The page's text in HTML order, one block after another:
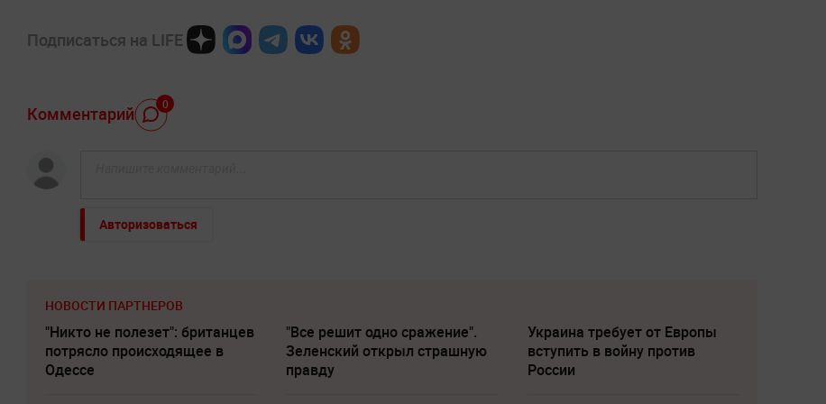
Подписаться на LIFE
Комментарий 0
Авторизоваться
НОВОСТИ ПАРТНЕРОВ
"Никто не полезет": британцев
потрясло происходящее в
Одессе
"Все решит одно сражение".
Зеленский открыл страшную
правду
Украина требует от Европы
вступить в войну против
России